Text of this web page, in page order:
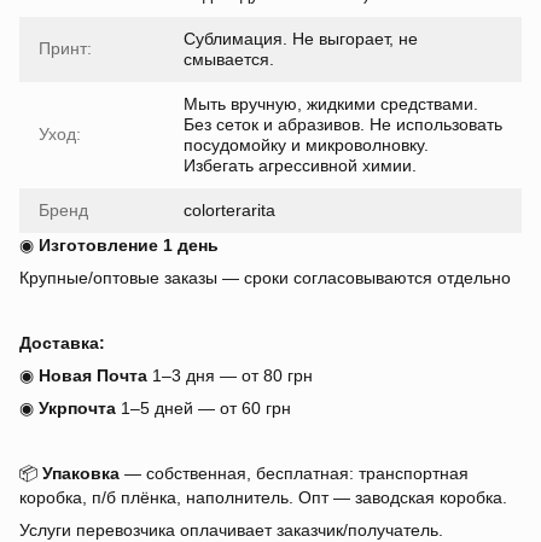
Принт:
Сублимация. Не выгорает, не
смывается.
Уход:
Мыть вручную, жидкими средствами.
Без сеток и абразивов. Не использовать
посудомойку и микроволновку.
Избегать агрессивной химии.
Бренд
colorterarita
◉ Изготовление 1 день
Крупные/оптовые заказы — сроки согласовываются отдельно
Доставка:
◉ Новая Почта 1–3 дня — от 80 грн
◉ Укрпочта 1–5 дней — от 60 грн
📦 Упаковка — собственная, бесплатная: транспортная
коробка, п/б плёнка, наполнитель. Опт — заводская коробка.
Услуги перевозчика оплачивает заказчик/получатель.